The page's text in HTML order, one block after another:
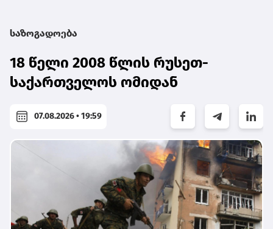
საზოგადოება
18 წელი 2008 წლის რუსეთ-
საქართველოს ომიდან
07.08.2026 • 19:59